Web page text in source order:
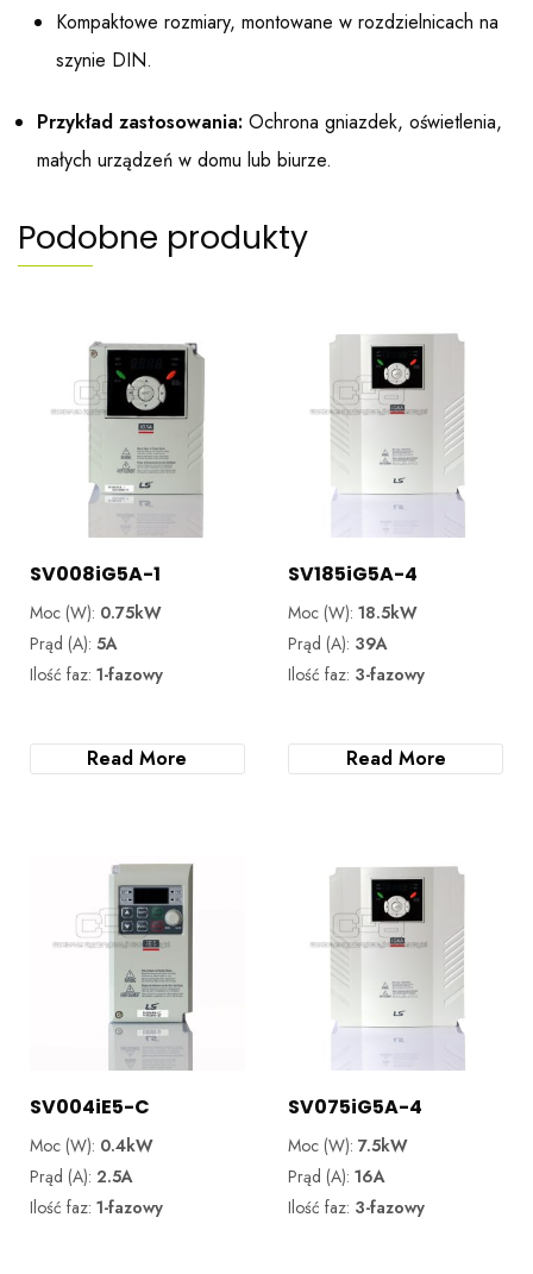
Kompaktowe rozmiary, montowane w rozdzielnicach na
szynie DIN.
Przykład zastosowania: Ochrona gniazdek, oświetlenia,
małych urządzeń w domu lub biurze.
Podobne produkty
SV008iG5A-1
Moc (W): 0.75kW
Prąd (A): 5A
Ilość faz: 1-fazowy
Read More
SV185iG5A-4
Moc (W):18.5kW
Prąd (A): 39A
Ilość faz: 3-fazowy
Read More
SV004iE5-C
Moc (W): 0.4kW
Prąd (A): 2.5A
Ilość faz: 1-fazowy
SV075iG5A-4
Moc (W):7.5kW
Prąd (A):16A
Ilość faz: 3-fazowy